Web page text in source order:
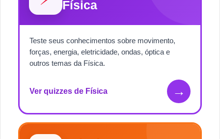
Física
Teste seus conhecimentos sobre movimento,
forças, energia, eletricidade, ondas, óptica e
outros temas da Física.
Ver quizzes de Física →